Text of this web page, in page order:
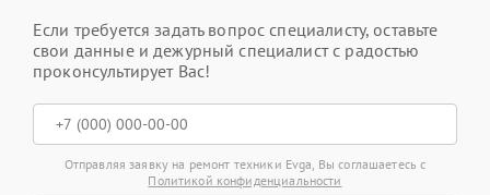
Если требуется задать вопрос специалисту, оставьте
свои данные и дежурный специалист с радостью
проконсультирует Вас!
Отправляя заявку на ремонт техники Evga, Вы соглашаетесь с
Политикой конфиденциальности